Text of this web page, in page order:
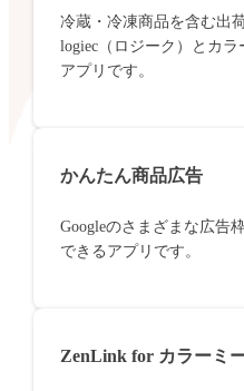
冷蔵・冷凍商品を含む出
logiec（ロジーク）とカ
アプリです。
かんたん商品広告
Googleのさまざまな広告
できるアプリです。
ZenLink for カラーミ